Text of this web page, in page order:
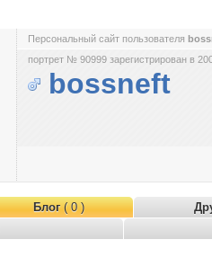
Персональный сайт пользователя
портрет № 90999 зарегистрирован в
bossneft
Блог( 0 )